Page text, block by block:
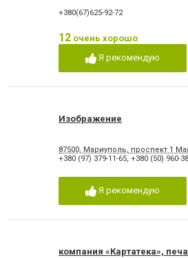
+380(67)625-92-72
12 очень хорошо
Я рекомендую
Изображение
87500, Мариуполь, проспект 1
+380 (97) 379-11-65, +380 (50) 960-
Я рекомендую
компания «Картатека»,